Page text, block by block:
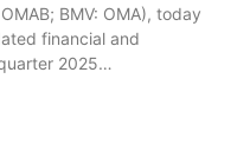
BMV: OMA), today
financial and
2025…